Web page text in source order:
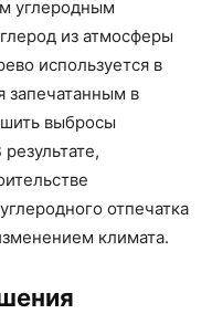
углеродным
из атмосферы
используется в
запечатанным в
выбросы
отпечатка
климата.